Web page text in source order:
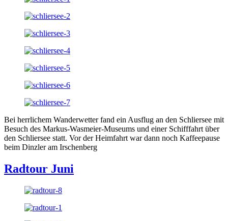
Bei herrlichem Wanderwetter fand ein Ausflug an den Schliersee mit
Besuch des Markus-Wasmeier-Museums und einer Schifffahrt über
den Schliersee statt. Vor der Heimfahrt war dann noch Kaffeepause
beim Dinzler am Irschenberg
Radtour Juni